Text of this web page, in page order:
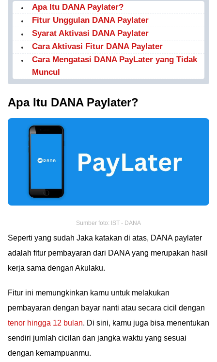
Apa Itu DANA Paylater?
Fitur Unggulan DANA Paylater
Syarat Aktivasi DANA Paylater
Cara Aktivasi Fitur DANA Paylater
Cara Mengatasi DANA PayLater yang Tidak
Muncul
Apa Itu DANA Paylater?
Sumber foto: IST - DANA
Seperti yang sudah Jaka katakan di atas, DANA paylater
adalah fitur pembayaran dari DANA yang merupakan hasil
kerja sama dengan Akulaku.
Fitur ini memungkinkan kamu untuk melakukan
pembayaran dengan bayar nanti atau secara cicil dengan
tenor hingga 12 bulan. Di sini, kamu juga bisa menentukan
sendiri jumlah cicilan dan jangka waktu yang sesuai
dengan kemampuanmu.